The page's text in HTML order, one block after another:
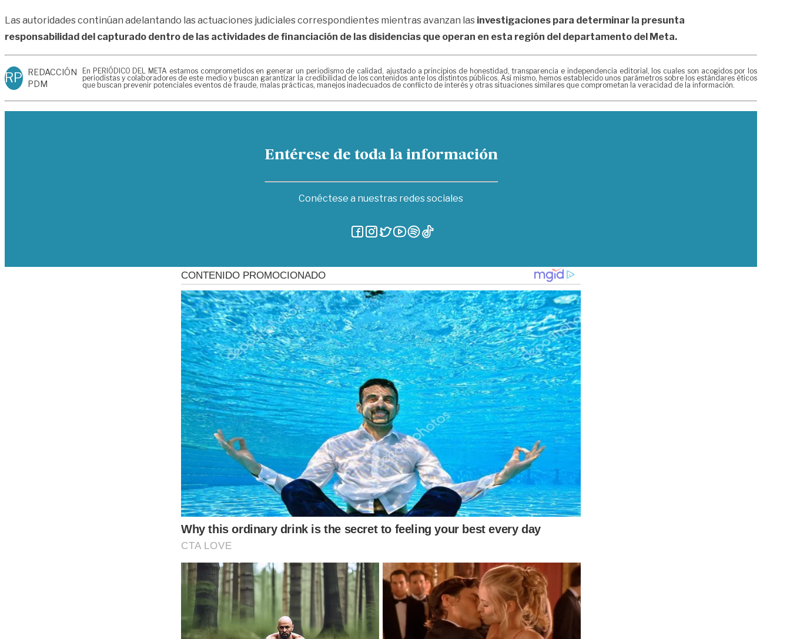
Las autoridades continúan adelantando las actuaciones judiciales correspondientes mientras avanzan las investigaciones para determinar la presunta
responsabilidad del capturado dentro de las actividades de financiación de las disidencias que operan en esta región del departamento del Meta.
RP REDACCIÓN
PDM
En PERIÓDICO DEL META estamos comprometidos en generar un periodismo de calidad, ajustado a principios de honestidad, transparencia e independencia editorial, los cuales son acogidos por los
periodistas y colaboradores de este medio y buscan garantizar la credibilidad de los contenidos ante los distintos públicos. Así mismo, hemos establecido unos parámetros sobre los estándares éticos
que buscan prevenir potenciales eventos de fraude, malas prácticas, manejos inadecuados de conflicto de interés y otras situaciones similares que comprometan la veracidad de la información.
Entérese de toda la información
Conéctese a nuestras redes sociales